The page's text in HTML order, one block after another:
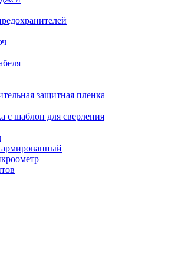
защитная пленка
с шаблон для сверления